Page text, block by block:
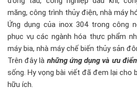
măng, công trình thủy điện, nhà máy
Ứng dụng của inox 304 trong công
phục vụ các ngành hóa thực phẩm
máy bia, nhà máy chế biến thủy sản
Trên đây là những ứng dụng và ưu
sống. Hy vọng bài viết đã đem lại cho
hữu ích.